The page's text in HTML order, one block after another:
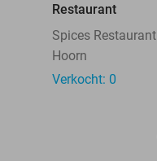
Restaurant
Spices Restaurant
Hoorn
Verkocht: 0